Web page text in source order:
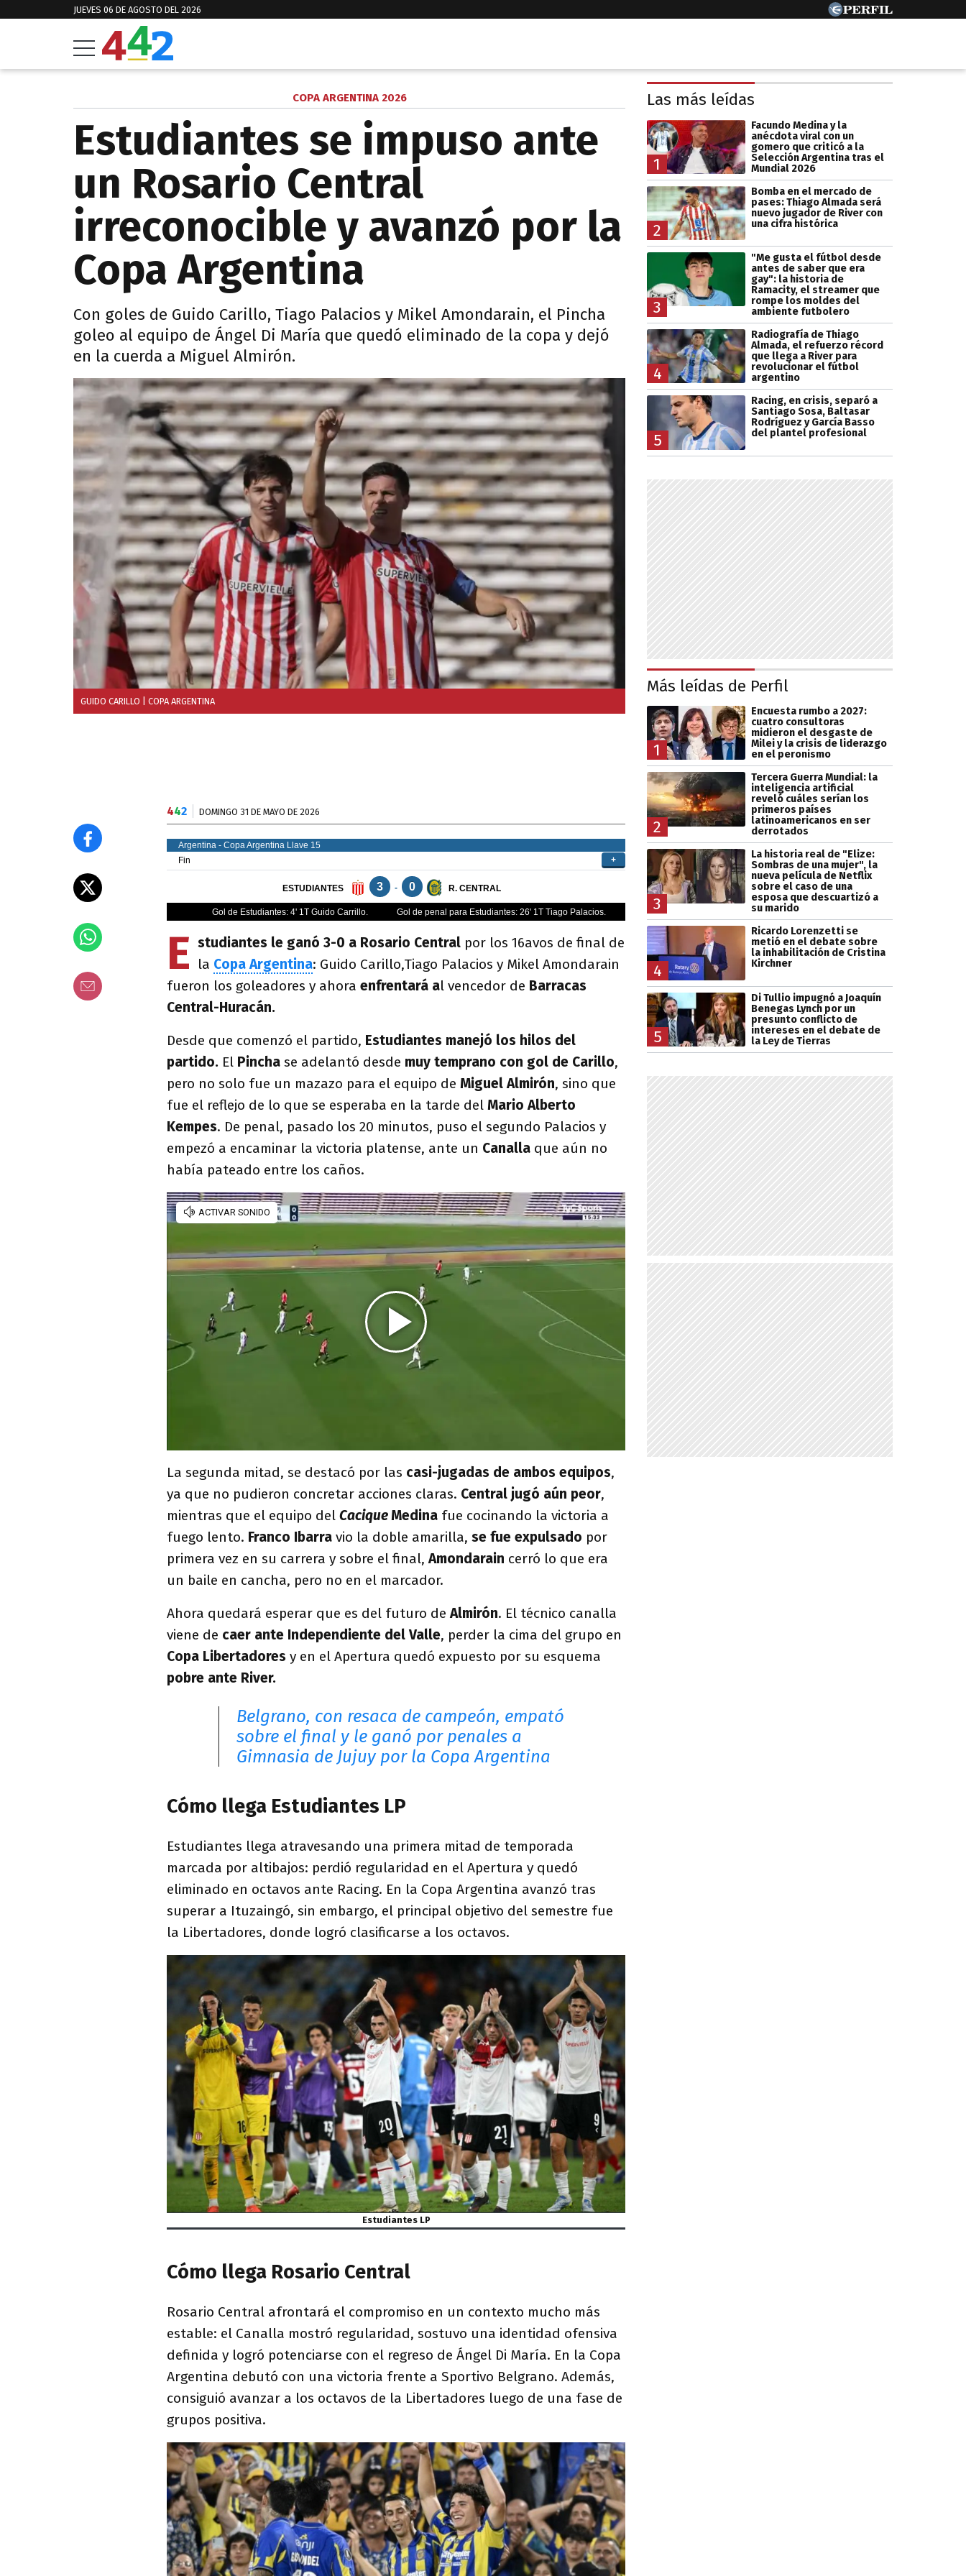
JUEVES 06 DE AGOSTO DEL 2026
COPA ARGENTINA 2026
Estudiantes se impuso ante
un Rosario Central
irreconocible y avanzó por la
Copa Argentina
Con goles de Guido Carillo, Tiago Palacios y Mikel Amondarain, el Pincha
goleo al equipo de Ángel Di María que quedó eliminado de la copa y dejó
en la cuerda a Miguel Almirón.
GUIDO CARILLO | COPA ARGENTINA
442 DOMINGO 31 DE MAYO DE 2026
E studiantes le ganó 3-0 a Rosario Central por los 16avos de final de
la Copa Argentina: Guido Carillo,Tiago Palacios y Mikel Amondarain
fueron los goleadores y ahora enfrentará al vencedor de Barracas
Central-Huracán.
Desde que comenzó el partido, Estudiantes manejó los hilos del
partido. El Pincha se adelantó desde muy temprano con gol de Carillo,
pero no solo fue un mazazo para el equipo de Miguel Almirón, sino que
fue el reflejo de lo que se esperaba en la tarde del Mario Alberto
Kempes. De penal, pasado los 20 minutos, puso el segundo Palacios y
empezó a encaminar la victoria platense, ante un Canalla que aún no
había pateado entre los caños.
La segunda mitad, se destacó por las casi-jugadas de ambos equipos,
ya que no pudieron concretar acciones claras. Central jugó aún peor,
mientras que el equipo del CaciqueMedina fue cocinando la victoria a
fuego lento. Franco Ibarra vio la doble amarilla, se fue expulsado por
primera vez en su carrera y sobre el final,Amondarain cerró lo que era
un baile en cancha, pero no en el marcador.
Ahora quedará esperar que es del futuro deAlmirón. El técnico canalla
viene de caer ante Independiente del Valle, perder la cima del grupo en
Copa Libertadores y en el Apertura quedó expuesto por su esquema
pobre ante River.
Belgrano, con resaca de campeón, empató
sobre el final y le ganó por penales a
Gimnasia de Jujuy por la Copa Argentina
Cómo llega Estudiantes LP
Estudiantes llega atravesando una primera mitad de temporada
marcada por altibajos: perdió regularidad en el Apertura y quedó
eliminado en octavos ante Racing. En la Copa Argentina avanzó tras
superar a Ituzaingó, sin embargo, el principal objetivo del semestre fue
la Libertadores, donde logró clasificarse a los octavos.
Estudiantes LP
Cómo llega Rosario Central
Rosario Central afrontará el compromiso en un contexto mucho más
estable: el Canalla mostró regularidad, sostuvo una identidad ofensiva
definida y logró potenciarse con el regreso de Ángel Di María. En la Copa
Argentina debutó con una victoria frente a Sportivo Belgrano. Además,
consiguió avanzar a los octavos de la Libertadores luego de una fase de
grupos positiva.
Las más leídas
1
Facundo Medina y la
anécdota viral con un
gomero que criticó a la
Selección Argentina tras el
Mundial 2026
2
Bomba en el mercado de
pases: Thiago Almada será
nuevo jugador de River con
una cifra histórica
3
"Me gusta el fútbol desde
antes de saber que era
gay": la historia de
Ramacity, el streamer que
rompe los moldes del
ambiente futbolero
4
Radiografía de Thiago
Almada, el refuerzo récord
que llega a River para
revolucionar el fútbol
argentino
5
Racing, en crisis, separó a
Santiago Sosa, Baltasar
Rodríguez y García Basso
del plantel profesional
Más leídas de Perfil
1
Encuesta rumbo a 2027:
cuatro consultoras
midieron el desgaste de
Milei y la crisis de liderazgo
en el peronismo
2
Tercera Guerra Mundial: la
inteligencia artificial
reveló cuáles serían los
primeros países
latinoamericanos en ser
derrotados
3
La historia real de "Elize:
Sombras de una mujer", la
nueva película de Netflix
sobre el caso de una
esposa que descuartizó a
su marido
4
Ricardo Lorenzetti se
metió en el debate sobre
la inhabilitación de Cristina
Kirchner
5
Di Tullio impugnó a Joaquín
Benegas Lynch por un
presunto conflicto de
intereses en el debate de
la Ley de Tierras